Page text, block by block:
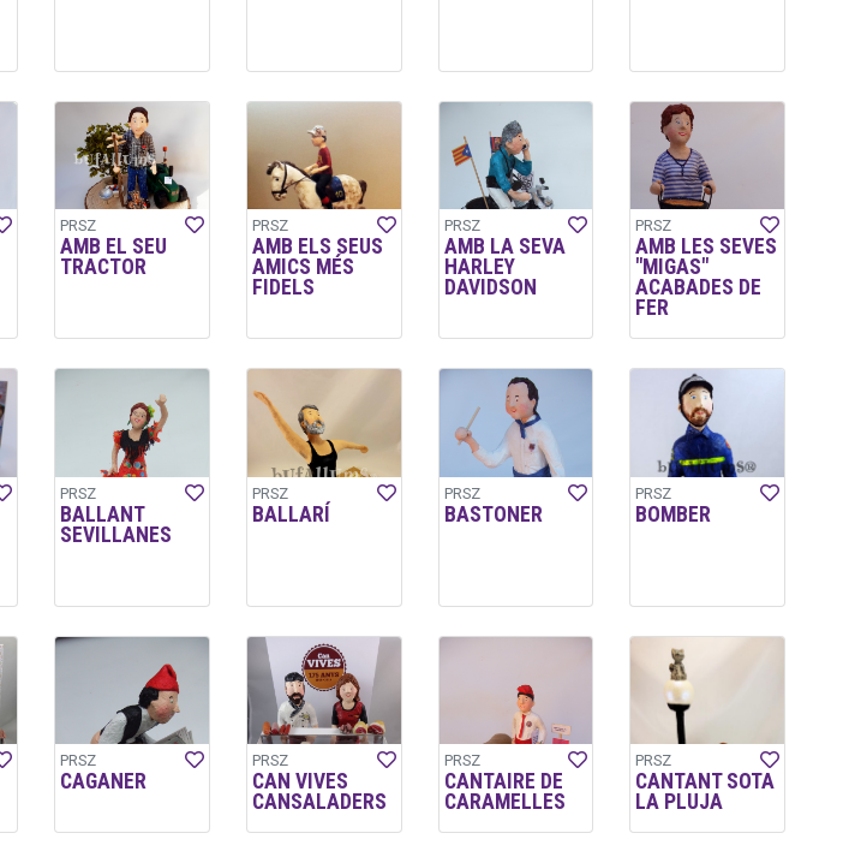
PRSZ
AMB EL SEU
TRACTOR
PRSZ
AMB ELS SEUS
AMICS MÉS
FIDELS
PRSZ
AMB LA SEVA
HARLEY
DAVIDSON
PRSZ
AMB LES SEVES
"MIGAS"
ACABADES DE
FER
PRSZ
BALLANT
SEVILLANES
PRSZ
BALLARÍ
PRSZ
BASTONER
PRSZ
BOMBER
PRSZ
CAGANER
PRSZ
CAN VIVES
CANSALADERS
PRSZ
CANTAIRE DE
CARAMELLES
PRSZ
CANTANT SOTA
LA PLUJA